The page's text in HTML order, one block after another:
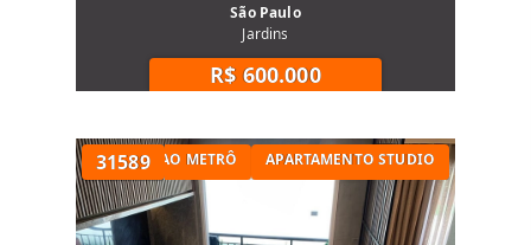
São Paulo
Jardins
R$ 600.000
31589
STUDIO PRÓXIMO AO METRÔ APARTAMENTO STUDIO